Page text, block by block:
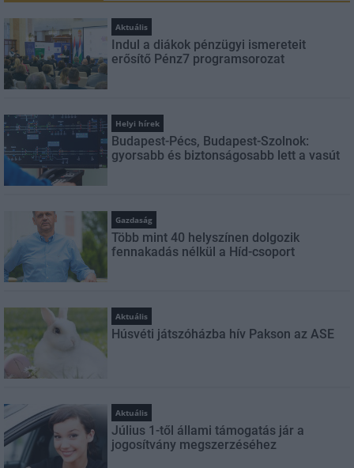
Aktuális
Indul a diákok pénzügyi ismereteit
erősítő Pénz7 programsorozat
Helyi hírek
Budapest-Pécs, Budapest-Szolnok:
gyorsabb és biztonságosabb lett a vasút
Gazdaság
Több mint 40 helyszínen dolgozik
fennakadás nélkül a Híd-csoport
Aktuális
Húsvéti játszóházba hív Pakson az ASE
Aktuális
Július 1-től állami támogatás jár a
jogosítvány megszerzéséhez